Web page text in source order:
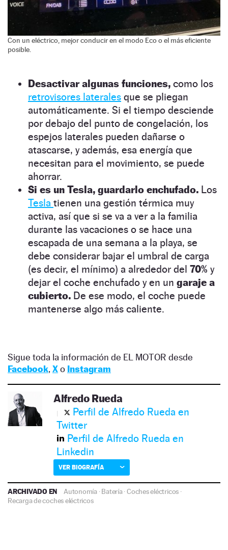
Con un eléctrico, mejor conducir en el modo Eco o el más eficiente
posible.
Desactivar algunas funciones, como los
retrovisores laterales que se pliegan
automáticamente. Si el tiempo desciende
por debajo del punto de congelación, los
espejos laterales pueden dañarse o
atascarse, y además, esa energía que
necesitan para el movimiento, se puede
ahorrar.
Si es un Tesla, guardarlo enchufado. Los
Tesla tienen una gestión térmica muy
activa, así que si se va a ver a la familia
durante las vacaciones o se hace una
escapada de una semana a la playa, se
debe considerar bajar el umbral de carga
(es decir, el mínimo) a alrededor del 70% y
dejar el coche enchufado y en un garaje a
cubierto. De ese modo, el coche puede
mantenerse algo más caliente.
Sigue toda la información de EL MOTOR desde
Facebook, Xo Instagram
Alfredo Rueda
Perfil de Alfredo Rueda en
Twitter
Perfil de Alfredo Rueda en
Linkedin
VER BIOGRAFÍA
ARCHIVADO EN Autonomía·Batería·Coches eléctricos ·
Recarga de coches eléctricos